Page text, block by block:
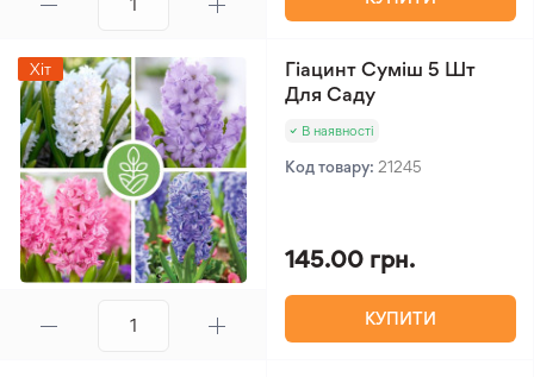
Хіт
Гіацинт Суміш 5 Шт
Для Саду
В наявності
Код товару: 21245
145.00 грн.
КУПИТИ